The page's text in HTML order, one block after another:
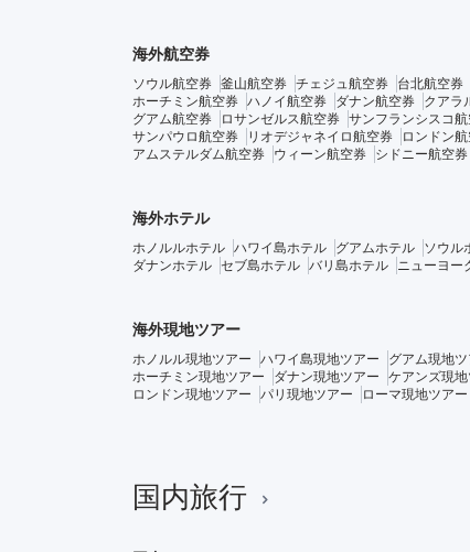
海外航空券
ソウル航空券 釜山航空券 チェジュ航空券 台北航空券
ホーチミン航空券 ハノイ航空券 ダナン航空券 クアラ
グアム航空券
ロサンゼルス航空券 サンフランシスコ
サンパウロ航空券
リオデジャネイロ航空券 ロンドン
アムステルダム航空券
ウィーン航空券 シドニー航空券
海外ホテル
ホノルルホテル ハワイ島ホテル グアムホテル ソウル
ダナンホテル セブ島ホテル バリ島ホテル ニューヨー
海外現地ツアー
ホノルル現地ツアー ハワイ島現地ツアー グアム現地ツ
ホーチミン現地ツアー
ダナン現地ツアー ケアンズ現
ロンドン現地ツアー
パリ現地ツアー ローマ現地ツアー
国内旅行